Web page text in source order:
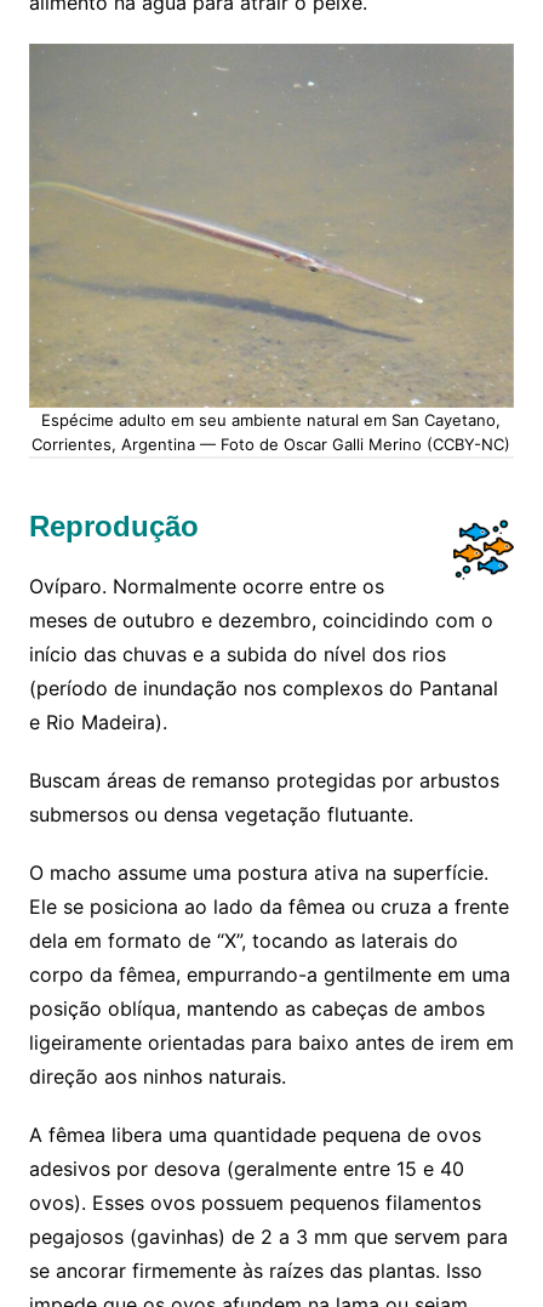
Espécime adulto em seu ambiente natural em San Cayetano,
Corrientes, Argentina — Foto de Oscar Galli Merino (CCBY-NC)
Reprodução
Ovíparo. Normalmente ocorre entre os
meses de outubro e dezembro, coincidindo com o
início das chuvas e a subida do nível dos rios
(período de inundação nos complexos do Pantanal
e Rio Madeira).
Buscam áreas de remanso protegidas por arbustos
submersos ou densa vegetação flutuante.
O macho assume uma postura ativa na superfície.
Ele se posiciona ao lado da fêmea ou cruza a frente
dela em formato de “X”, tocando as laterais do
corpo da fêmea, empurrando-a gentilmente em uma
posição oblíqua, mantendo as cabeças de ambos
ligeiramente orientadas para baixo antes de irem em
direção aos ninhos naturais.
A fêmea libera uma quantidade pequena de ovos
adesivos por desova (geralmente entre 15 e 40
ovos). Esses ovos possuem pequenos filamentos
pegajosos (gavinhas) de 2 a 3 mm que servem para
se ancorar firmemente às raízes das plantas. Isso